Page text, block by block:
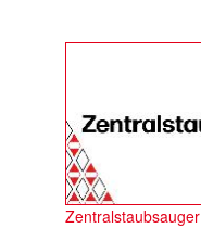
Zentralstaubsauger